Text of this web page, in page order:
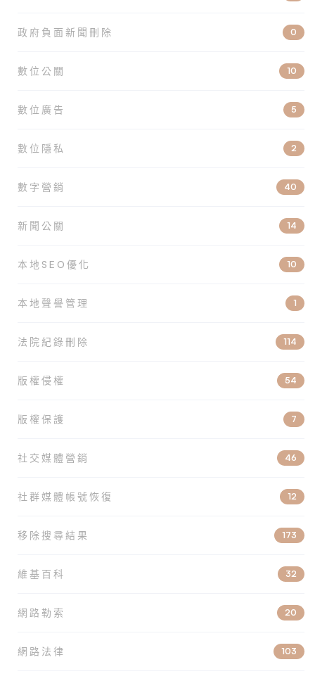
政府負面新聞刪除 0
數位公關 10
數位廣告 5
數位隱私 2
數字營銷 40
新聞公關 14
本地SEO優化 10
本地聲譽管理 1
法院紀錄刪除 114
版權侵權 54
版權保護 7
社交媒體營銷 46
社群媒體帳號恢復 12
移除搜尋結果 173
維基百科 32
網路勒索 20
網路法律 103